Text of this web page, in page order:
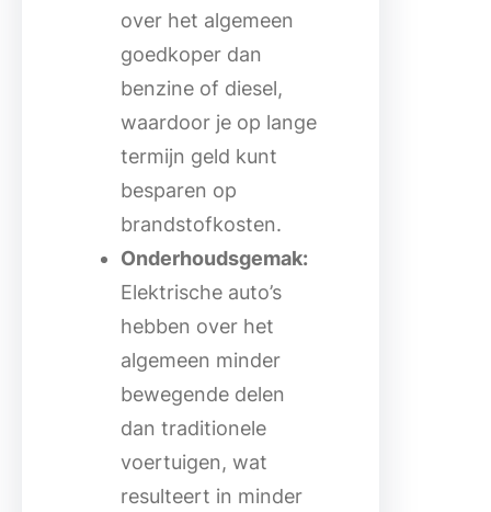
over het algemeen
goedkoper dan
benzine of diesel,
waardoor je op lange
termijn geld kunt
besparen op
brandstofkosten.
Onderhoudsgemak:
Elektrische auto’s
hebben over het
algemeen minder
bewegende delen
dan traditionele
voertuigen, wat
resulteert in minder